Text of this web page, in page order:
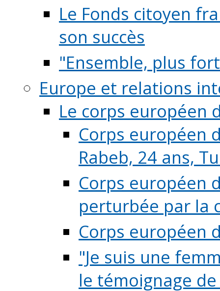
Le Fonds citoyen
son succès
"Ensemble, plus
Europe et relations
Le corps européen
Corps européen
Rabeb, 24 ans,
Corps européen
perturbée par la
Corps européen
"Je suis une
le témoignage de